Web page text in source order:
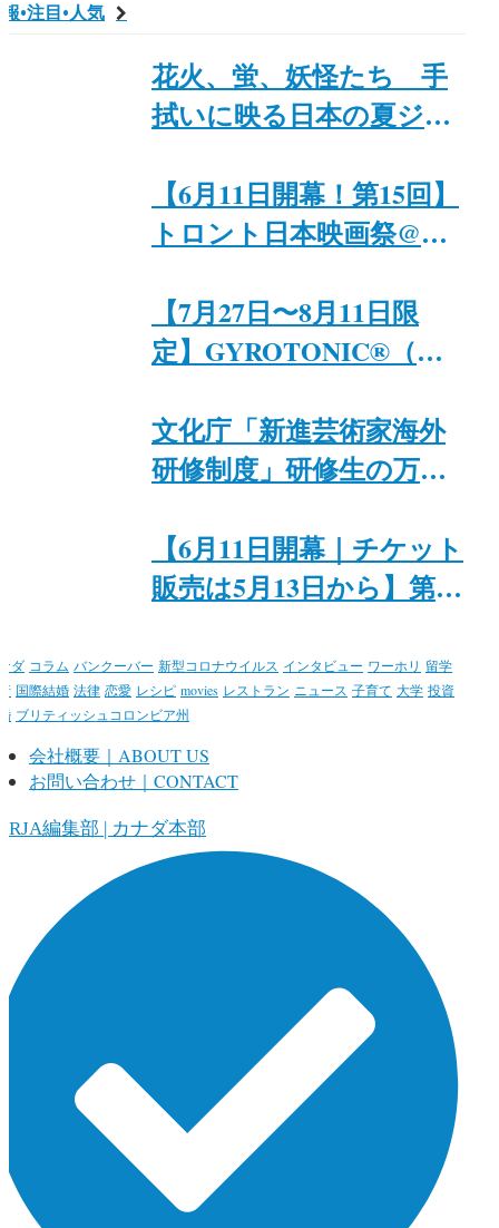
•注目•人気
花火、蛍、妖怪たち 手
拭いに映る日本の夏ジャ
Tenugui Towels: Fireworks,
Fireflies, and Yōkai
催｜ジャパンファウンデ
ーション・トロント
【6月11日開幕！第15回】
トロント日本映画祭@カ
【7月27日〜8月11日限
定】GYROTONIC®︎（ジ
イベートセッション
文化庁「新進芸術家海外
研修制度」研修生の万里
8日にトロントで特別イ
ベント「Japan + Canada
開催
【6月11日開幕｜チケット
販売は5月13日から】第15
カナダ日系文化会館
ダ コラム バンクーバー 新型コロナウイルス インタビュー ワーホリ 留学
国際結婚 法律 恋愛 レシピ movies レストラン ニュース 子育て 大学 投資
ブリティッシュコロンビア州
会社概要｜ABOUT US
お問い合わせ｜CONTACT
編集部 | カナダ本部